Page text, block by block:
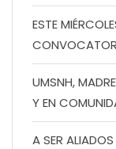
ESTE
UMSNH,
Y EN
A SER